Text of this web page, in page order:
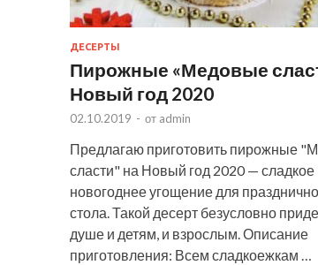
ДЕСЕРТЫ
Пирожные «Медовые
Новый год 2020
02.10.2019 - от admin
Предлагаю приготовить пирожные
сласти" на Новый год 2020 — сладкое
новогоднее угощение для
стола. Такой десерт безусловно
душе и детям, и взрослым. Описание
приготовления: Всем сладкоежкам …